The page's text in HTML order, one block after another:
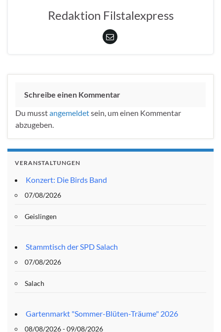
Redaktion Filstalexpress
Schreibe einen Kommentar
Du musstangemeldetsein, um einen Kommentar
abzugeben.
VERANSTALTUNGEN
Konzert: Die Birds Band
07/08/2026
Geislingen
Stammtisch der SPD Salach
07/08/2026
Salach
Gartenmarkt "Sommer-Blüten-Träume" 2026
08/08/2026 - 09/08/2026